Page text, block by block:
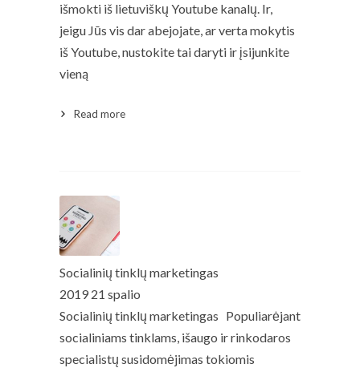
išmokti iš lietuviškų Youtube kanalų. Ir,
jeigu Jūs vis dar abejojate, ar verta mokytis
iš Youtube, nustokite tai daryti ir įsijunkite
vieną
Read more
Socialinių tinklų marketingas
2019 21 spalio
Socialinių tinklų marketingas Populiarėjant
socialiniams tinklams, išaugo ir rinkodaros
specialistų susidomėjimas tokiomis